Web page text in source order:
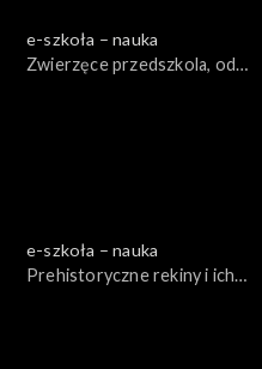
e-szkoła – nauka
Zwierzęce przedszkola, odc.
e-szkoła – nauka
Prehistoryczne rekiny i ich